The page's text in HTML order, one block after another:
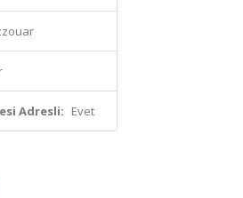
Adresli: Evet